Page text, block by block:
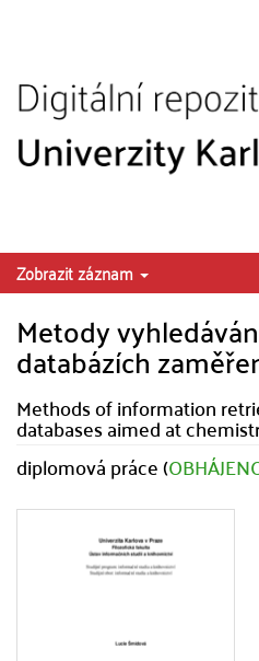
Zobrazit záznam
Metody
databázích
Methods of information
databases aimed at
diplomová práce (